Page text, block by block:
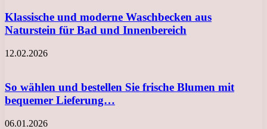
Klassische und moderne Waschbecken aus
Naturstein für Bad und Innenbereich
12.02.2026
So wählen und bestellen Sie frische Blumen mit
bequemer Lieferung…
06.01.2026